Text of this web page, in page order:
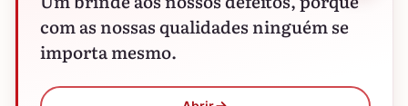
com as nossas qualidades ninguém se
importa mesmo.